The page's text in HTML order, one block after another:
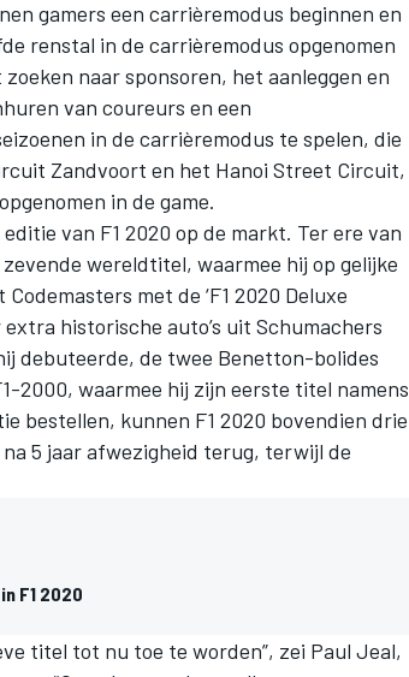
gamers een carrièremodus beginnen en
renstal in de carrièremodus opgenomen
naar sponsoren, het aanleggen en
van coureurs en een
in de carrièremodus te spelen, die
Zandvoort en het Hanoi Street Circuit,
in de game.
van F1 2020 op de markt. Ter ere van
wereldtitel, waarmee hij op gelijke
Codemasters met de ‘F1 2020 Deluxe
historische auto’s uit Schumachers
debuteerde, de twee Benetton-bolides
2000, waarmee hij zijn eerste titel namens
bestellen, kunnen F1 2020 bovendien drie
5 jaar afwezigheid terug, terwijl de
F1 2020
titel tot nu toe te worden”, zei Paul Jeal,